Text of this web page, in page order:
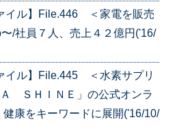
イル】File.446 ＜家電を販売
/社員７人、売上４２億円('16/
イル】File.445 ＜水素サプリ
Ａ ＳＨＩＮＥ」の公式オンラ
康をキーワードに展開('16/10/